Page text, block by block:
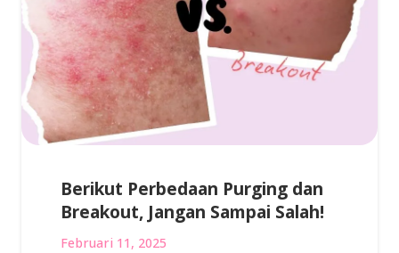
Berikut Perbedaan Purging dan
Breakout, Jangan Sampai Salah!
Februari 11, 2025